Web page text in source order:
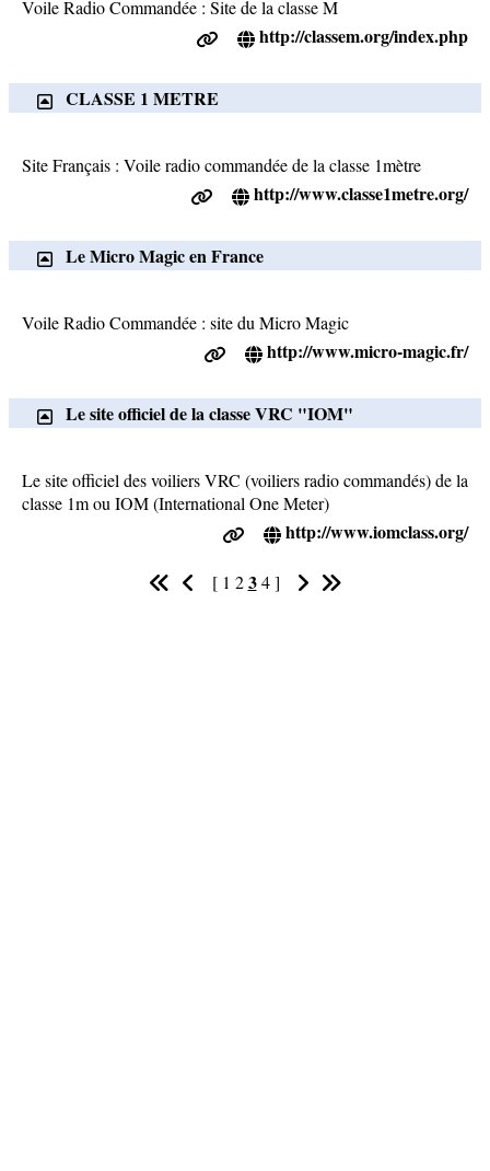
Voile Radio Commandée : Site de la classe M
http://classem.org/index.php
CLASSE 1 METRE
Site Français : Voile radio commandée de la classe 1mètre
http://www.classe1metre.org/
Le Micro Magic en France
Voile Radio Commandée : site du Micro Magic
http://www.micro-magic.fr/
Le site officiel de la classe VRC "IOM"
Le site officiel des voiliers VRC (voiliers radio commandés) de la
classe 1m ou IOM (International One Meter)
http://www.iomclass.org/
[ 1 2 3 4]